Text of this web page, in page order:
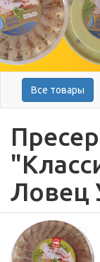
Все товары
Ловец